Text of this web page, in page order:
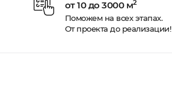
от 10 до 3000 м2
Поможем на всех этапах.
От проекта до реализации!